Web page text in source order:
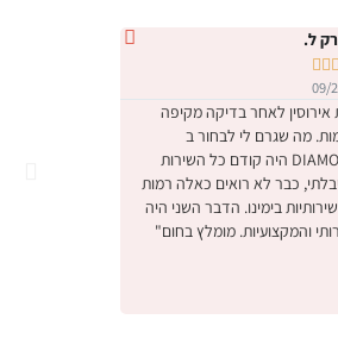
ל.

לאחר בדיקה מקיפה
מה שגרם לי לבחור ב
DIAMOND HOUSE היה קודם כל השירות
כבר לא רואים כאלה רמות
בימינו. הדבר השני היה
והמקצועיות. מומלץ בחום"